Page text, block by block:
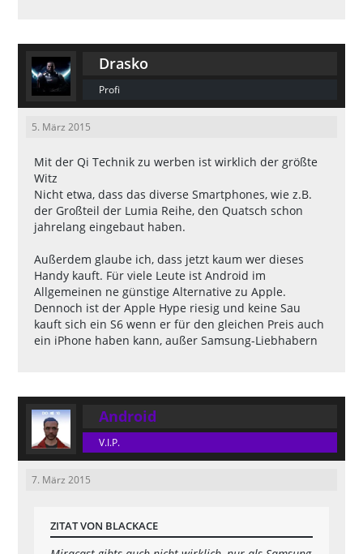
Drasko
Profi
5. März 2015
Mit der Qi Technik zu werben ist wirklich der größte
Witz
Nicht etwa, dass das diverse Smartphones, wie z.B.
der Großteil der Lumia Reihe, den Quatsch schon
jahrelang eingebaut haben.
Außerdem glaube ich, dass jetzt kaum wer dieses
Handy kauft. Für viele Leute ist Android im
Allgemeinen ne günstige Alternative zu Apple.
Dennoch ist der Apple Hype riesig und keine Sau
kauft sich ein S6 wenn er für den gleichen Preis auch
ein iPhone haben kann, außer Samsung-Liebhabern
Android
V.I.P.
7. März 2015
ZITAT VON BLACKACE